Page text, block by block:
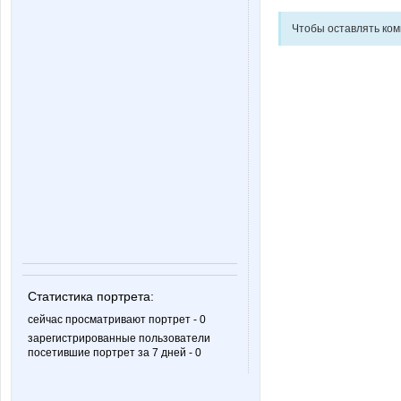
Статистика портрета:
сейчас просматривают портрет - 0
зарегистрированные пользователи
посетившие портрет за 7 дней - 0
Чтобы оставлять